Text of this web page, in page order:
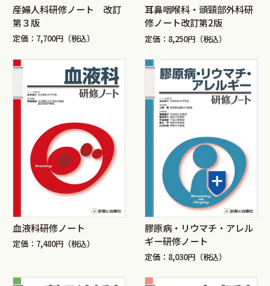
産婦人科研修ノート 改訂
第３版
定価：7,700円（税込）
耳鼻咽喉科・頭頸部外科研
修ノート改訂第2版
定価：8,250円（税込）
血液科研修ノート
定価：7,480円（税込）
膠原病・リウマチ・アレル
ギー研修ノート
定価：8,030円（税込）